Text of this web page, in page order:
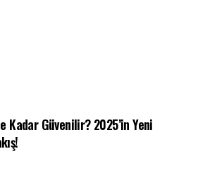
Kadar Güvenilir? 2025’in Yeni